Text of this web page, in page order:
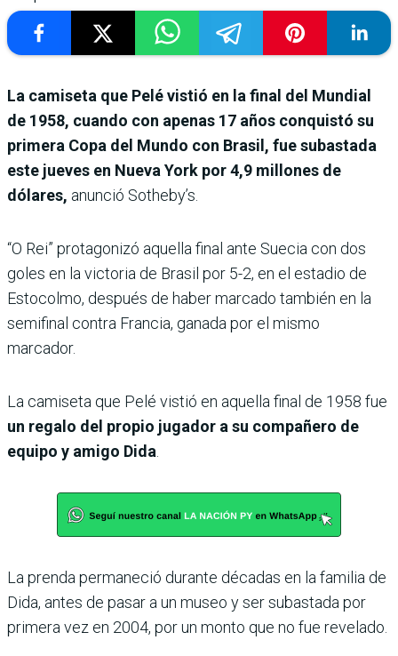
La camiseta que Pelé vistió en la final del Mundial
de 1958, cuando con apenas 17 años conquistó su
primera Copa del Mundo con Brasil, fue subastada
este jueves en Nueva York por 4,9 millones de
dólares, anunció Sotheby’s.
“O Rei” protagonizó aquella final ante Suecia con dos
goles en la victoria de Brasil por 5-2, en el estadio de
Estocolmo, después de haber marcado también en la
semifinal contra Francia, ganada por el mismo
marcador.
La camiseta que Pelé vistió en aquella final de 1958 fue
un regalo del propio jugador a su compañero de
equipo y amigo Dida.
La prenda permaneció durante décadas en la familia de
Dida, antes de pasar a un museo y ser subastada por
primera vez en 2004, por un monto que no fue revelado.